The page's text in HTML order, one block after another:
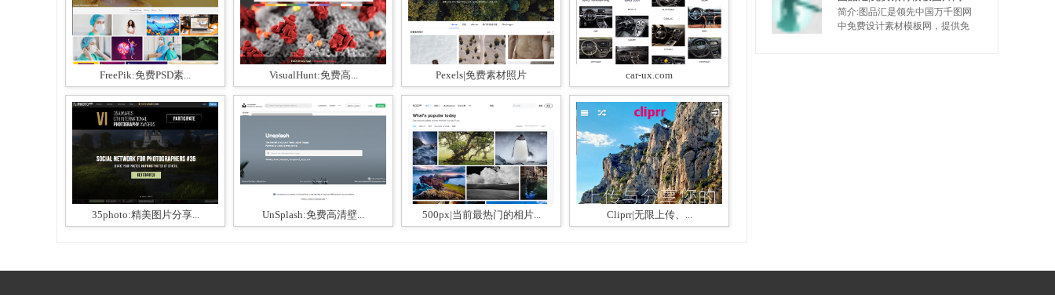
FreePik:免费PSD素... VisualHunt:免费高... Pexels|免费素材照片 car-ux.com
35photo:精美图片分享... UnSplash:免费高清壁... 500px|当前最热门的相片... Cliprr|无限上传、...
国内设计天天使用的素材网站。
简介:图品汇是领先中国万千图网
中免费设计素材模板网，提供免